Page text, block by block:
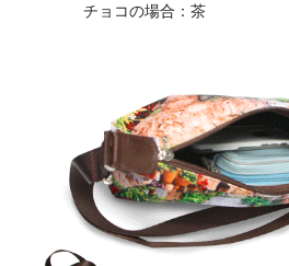
チョコの場合：茶